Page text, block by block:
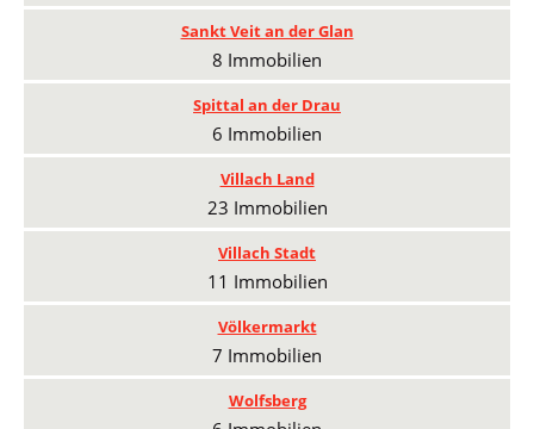
Sankt Veit an der Glan
8 Immobilien
Spittal an der Drau
6 Immobilien
Villach Land
23 Immobilien
Villach Stadt
11 Immobilien
Völkermarkt
7 Immobilien
Wolfsberg